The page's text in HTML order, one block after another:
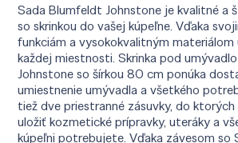
Sada Blumfeldt Johnstone je kvalitné a
so skrinkou do vašej kúpeľne. Vďaka
funkciám a vysokokvalitným
každej miestnosti. Skrinka pod
Johnstone so šírkou 80 cm ponúka
umiestnenie umývadla a všetkého
tiež dve priestranné zásuvky, do
uložiť kozmetické prípravky, uteráky a
kúpeľni potrebujete. Vďaka závesom so